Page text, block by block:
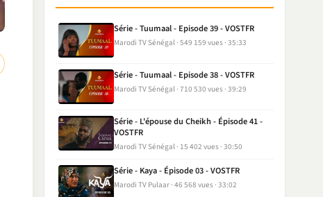
Série - Tuumaal - Episode 39 - VOSTFR
Marodi TV Sénégal 549 159 vues 35:33
Série - Tuumaal - Episode 38 - VOSTFR
Marodi TV Sénégal 710 530 vues 39:29
Série - L'épouse du Cheikh - Épisode 41 -
VOSTFR
Marodi TV Sénégal 15 402 vues 30:50
Série - Kaya - Épisode 03 - VOSTFR
Marodi TV Pulaar 46 568 vues 33:02